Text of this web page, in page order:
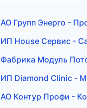
АО Групп Энерго -
ИП House Сервис -
Фабрика Модуль
ИП Diamond Clinic -
АО Контур Профи -